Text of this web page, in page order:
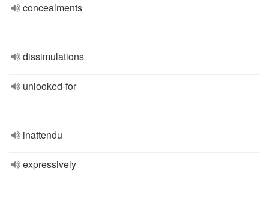
concealments
dissimulations
unlooked-for
inattendu
expressively